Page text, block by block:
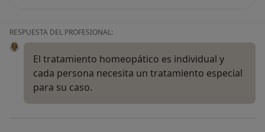
RESPUESTA DEL PROFESIONAL:
El tratamiento homeopático es individual y
cada persona necesita un tratamiento especial
para su caso.